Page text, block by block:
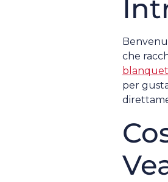
che
per